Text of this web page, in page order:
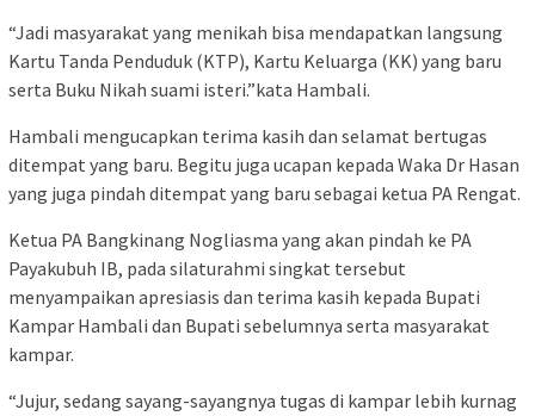
“Jadi masyarakat yang menikah bisa mendapatkan langsung
Kartu Tanda Penduduk (KTP), Kartu Keluarga (KK) yang baru
serta Buku Nikah suami isteri.”kata Hambali.
Hambali mengucapkan terima kasih dan selamat bertugas
ditempat yang baru. Begitu juga ucapan kepada Waka Dr Hasan
yang juga pindah ditempat yang baru sebagai ketua PA Rengat.
Ketua PA Bangkinang Nogliasma yang akan pindah ke PA
Payakubuh IB, pada silaturahmi singkat tersebut
menyampaikan apresiasis dan terima kasih kepada Bupati
Kampar Hambali dan Bupati sebelumnya serta masyarakat
kampar.
“Jujur, sedang sayang-sayangnya tugas di kampar lebih kurnag